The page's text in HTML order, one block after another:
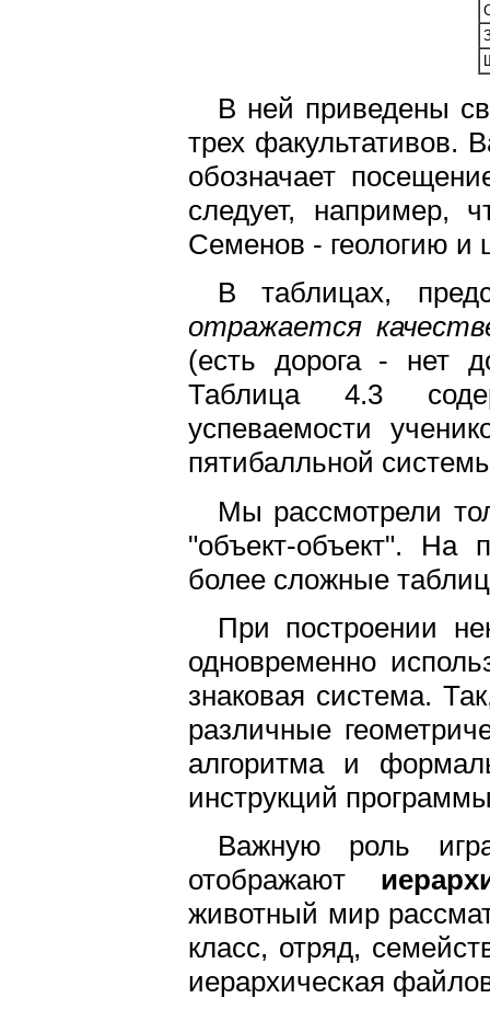
В ней приведены
трех факультативов.
обозначает
следует, например,
Семенов - геологию и
В таблицах,
отражается
(есть дорога - нет
Таблица 4.3
успеваемости
пятибалльной
Мы рассмотрели
"объект-объект". На
более сложные
При построении
одновременно
знаковая система.
различные
алгоритма и
инструкций
Важную роль
отображают
животный мир
класс, отряд,
иерархическая